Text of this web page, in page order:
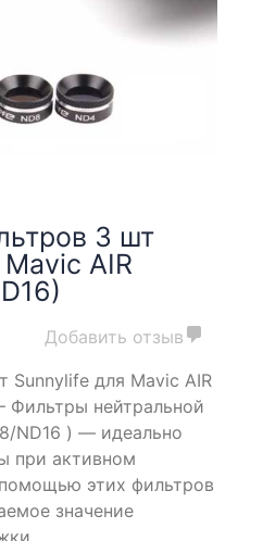
3 шт
AIR
Добавить отзыв
Sunnylife для Mavic AIR
Фильтры нейтральной
ND16 ) — идеально
при активном
этих фильтров
значение